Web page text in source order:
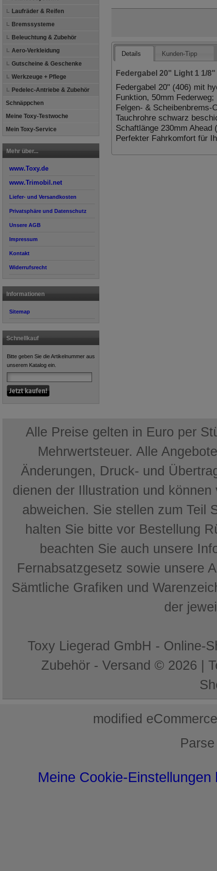
Laufräder & Reifen
Bremssysteme
Beleuchtung & Zubehör
Aero-Verkleidung
Gutscheine & Geschenke
Werkzeuge + Pflege
Pedelec-Antriebe & Zubehör
Schnäppchen
Meine Toxy-Testwoche
Mein Toxy-Service
Mehr über...
www.Toxy.de
www.Trimobil.net
Liefer- und Versandkosten
Privatsphäre und Datenschutz
Unsere AGB
Impressum
Kontakt
Widerrufsrecht
Informationen
Sitemap
Schnellkauf
Bitte geben Sie die Artikelnummer aus
unserem Katalog ein.
Details Kunden-Tipp
Federgabel 20" Light 1 1/
Federgabel 20" (406) mit
Funktion, 50mm
Felgen- & Scheibenbrems-
Tauchrohre schwarz
Schaftlänge 230mm
Perfekter Fahrkomfort für
Alle Preise gelten in Euro per
Mehrwertsteuer. Alle
Änderungen, Druck- und
dienen der Illustration und
abweichen. Sie stellen zum Teil
halten Sie bitte vor Bestellung
beachten Sie auch unsere
Fernabsatzgesetz sowie unsere
Sämtliche Grafiken und
der
Toxy Liegerad GmbH - Online-
Zubehör - Versand © 2026 |
mod ified
Meine Cookie-